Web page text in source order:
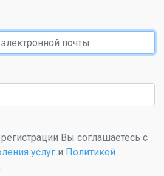
Вы соглашаетесь с
услуг и Политикой
.